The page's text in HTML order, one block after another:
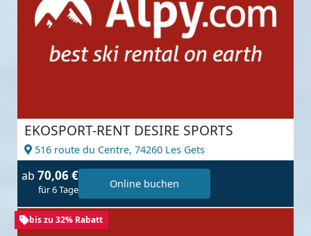
EKOSPORT-RENT DESIRE SPORTS
516 route du Centre, 74260 Les Gets
ab 70,06 €
für 6 Tage Online buchen
bis zu 32% Rabatt